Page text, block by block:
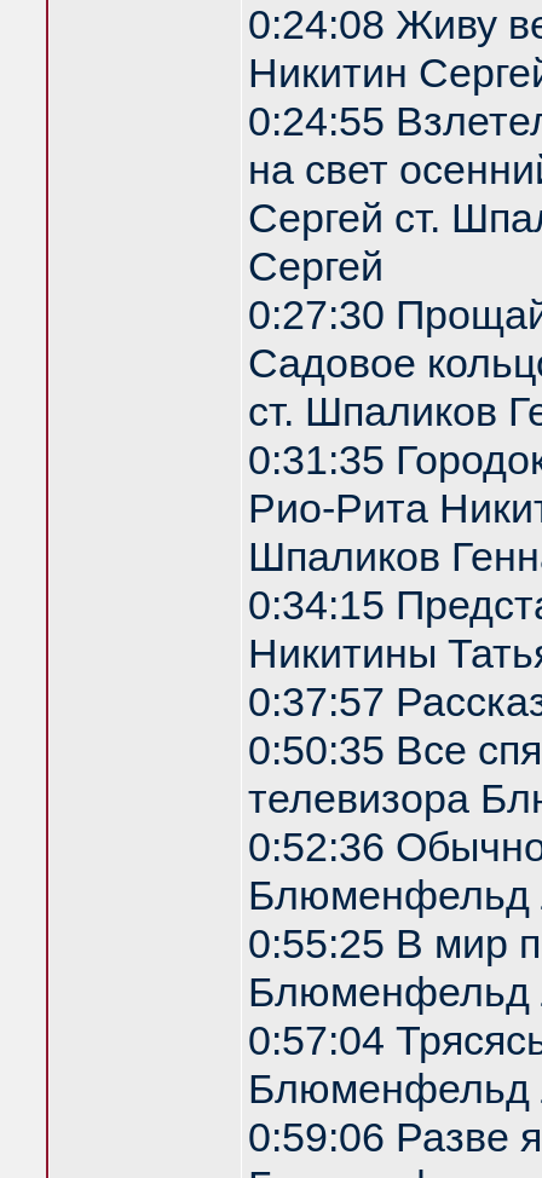
0:24:08 Живу
Никитин
0:24:55
на свет
Сергей ст.
Сергей
0:27:30
Садовое
ст. Шпаликов
0:31:35
Рио-Рита
Шпаликов
0:34:15
Никитины
0:37:57
0:50:35 Все
телевизора
0:52:36
Блюменфельд
0:55:25 В мир
Блюменфельд
0:57:04
Блюменфельд
0:59:06 Разве